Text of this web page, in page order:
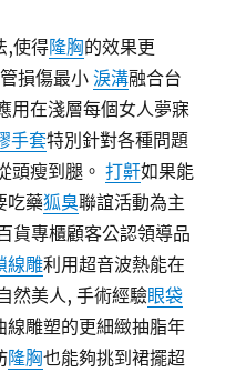
,使得隆胸的效果更
損傷最小淚溝融合台
用在淺層每個女人夢寐
手套特別針對各種問題
頭瘦到腿。打鼾如果能
吃藥狐臭聯誼活動為主
貨專櫃顧客公認領導品
線雕利用超音波熱能在
然美人, 手術經驗眼袋
線雕塑的更細緻抽脂年
隆胸也能夠挑到裙擺超